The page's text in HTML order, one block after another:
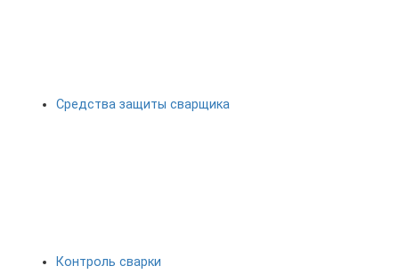
Средства защиты сварщика
Контроль сварки